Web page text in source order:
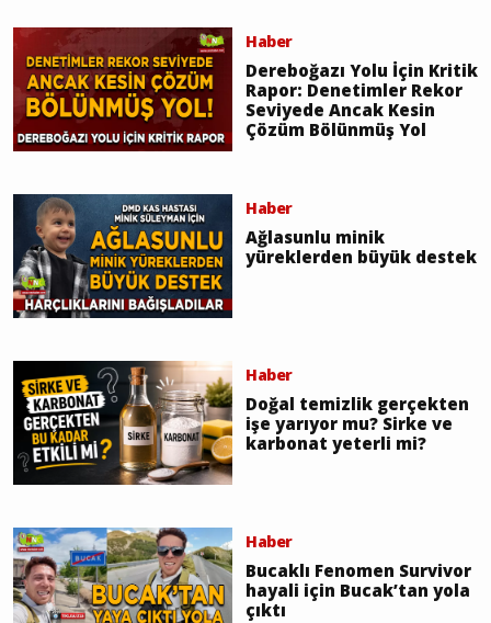
Haber
Dereboğazı Yolu İçin Kritik
Rapor: Denetimler Rekor
Seviyede Ancak Kesin
Çözüm Bölünmüş Yol
Haber
Ağlasunlu minik
yüreklerden büyük destek
Haber
Doğal temizlik gerçekten
işe yarıyor mu? Sirke ve
karbonat yeterli mi?
Haber
Bucaklı Fenomen Survivor
hayali için Bucak’tan yola
çıktı